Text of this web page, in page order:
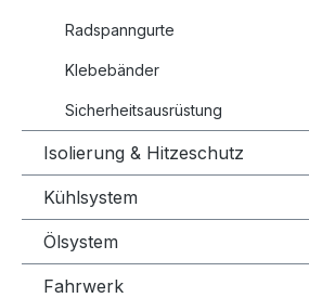
Radspanngurte
Klebebänder
Sicherheitsausrüstung
Isolierung & Hitzeschutz
Kühlsystem
Ölsystem
Fahrwerk